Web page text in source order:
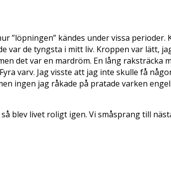
”löpningen” kändes under vissa
var de tyngsta i mitt liv. Kroppen var lätt,
det var en mardröm. En lång raksträcka
varv. Jag visste att jag inte skulle få
ingen jag råkade på pratade varken
blev livet roligt igen. Vi småsprang till